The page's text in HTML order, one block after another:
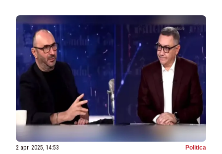
2 apr. 2025, 14:53 Politica